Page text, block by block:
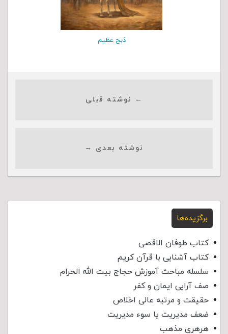
ذبح عظیم
← نوشته قبلی
نوشته بعدی →
برگزیده‌ها
کتاب طوفان الاقصی
کتاب آشنایی با قرآن کریم
سلسله مباحث آموزش حجاج بیت الله الحرام
صف آرایی ایمان و کفر
حقیقت و مرتبه عالی اخلاص
ضعف مدیریت یا سوء مدیریت
هرهری مذهب